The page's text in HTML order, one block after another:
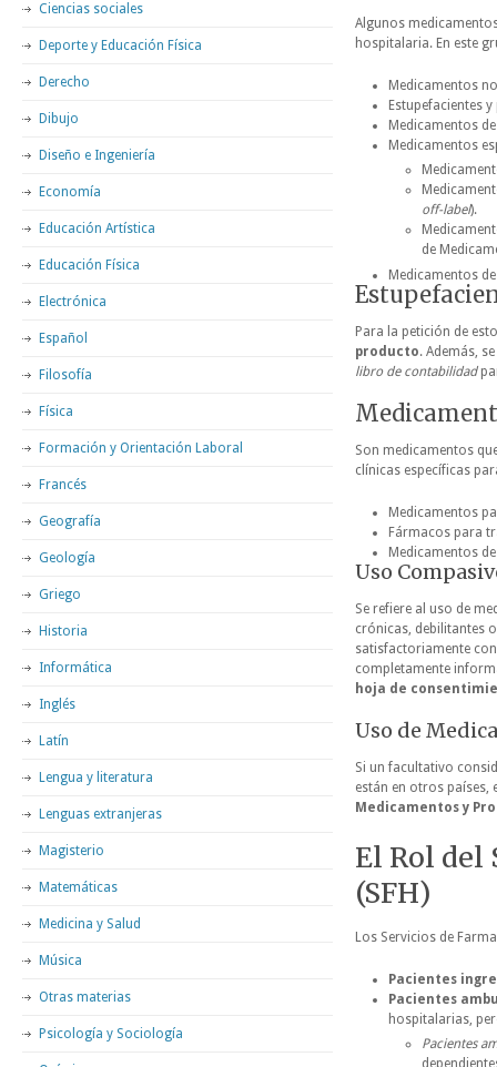
Algunos
hospitalaria. En este
Medicamentos
Estupefacientes
Medicamentos
Medicamentos
off-label).
de
Medicamentos
Para la petición de
producto. Además,
libro de contabilidad
Son medicamentos
clínicas específicas
Medicamentos
Fármacos para
Medicamentos
Uso
Se refiere al uso de
crónicas, debilitantes
satisfactoriamente
completamente
hoja de
Uso de
Si un facultativo
están en otros países,
Medicamentos y
El Rol del
(SFH)
Los Servicios de
Pacientes
Pacientes
hospitalarias,
Pacientes
Ciencias sociales
Deporte y Educación Física
Derecho
Dibujo
Diseño e Ingeniería
Economía
Educación Artística
Educación Física
Electrónica
Español
Filosofía
Física
Formación y Orientación Laboral
Francés
Geografía
Geología
Griego
Historia
Informática
Inglés
Latín
Lengua y literatura
Lenguas extranjeras
Magisterio
Matemáticas
Medicina y Salud
Música
Otras materias
Psicología y Sociología